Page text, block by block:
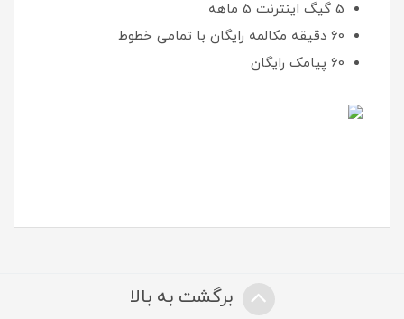
5 گیگ اینترنت 5 ماهه
60 دقیقه مکالمه رایگان با تمامی خطوط
60 پیامک رایگان
برگشت به بالا